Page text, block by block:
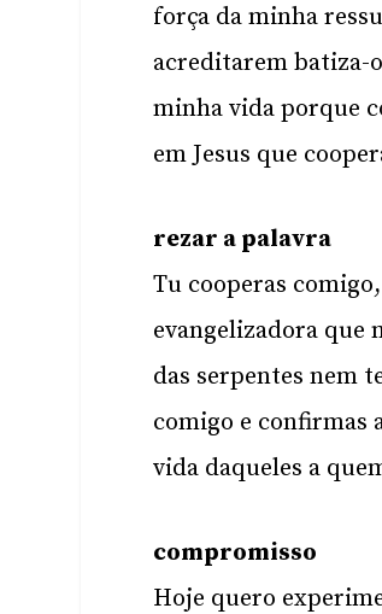
força da minha
acreditarem batiza-
minha vida porque
em Jesus que
rezar a palavra
Tu cooperas
evangelizadora que
das serpentes nem
comigo e confirmas
vida daqueles a
compromisso
Hoje quero